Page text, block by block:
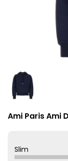
Ami Paris Ami
Slim